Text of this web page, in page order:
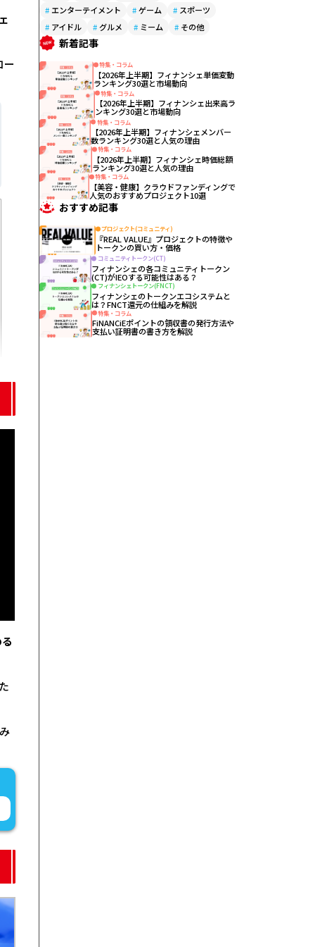
ー
# エンターテイメント #ゲーム # スポーツ
# アイドル # グルメ # ミーム # その他
新着記事
特集・コラム
【2026年上半期】フィナンシェ単価変動
ランキング30選と市場動向
特集・コラム
【2026年上半期】フィナンシェ出来高ラ
ンキング30選と市場動向
特集・コラム
【2026年上半期】フィナンシェメンバー
数ランキング30選と人気の理由
特集・コラム
【2026年上半期】フィナンシェ時価総額
ランキング30選と人気の理由
特集・コラム
【美容・健康】クラウドファンディングで
人気のおすすめプロジェクト10選
おすすめ記事
プロジェクト(コミュニティ)
『REAL VALUE』プロジェクトの特徴や
トークンの買い方・価格
コミュニティトークン(CT)
フィナンシェの各コミュニティトークン
(CT)がIEOする可能性はある？
フィナンシェトークン(FNCT)
フィナンシェのトークンエコシステムと
は？FNCT還元の仕組みを解説
特集・コラム
FiNANCiEポイントの領収書の発行方法や
支払い証明書の書き方を解説